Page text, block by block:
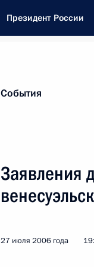
Президент России
Новости
Послания
Заявления по
Речи и обращения
События
Заявления
27 июля 2006 года